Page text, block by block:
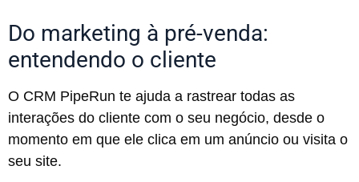
Do marketing à pré-venda:
entendendo o cliente
O CRM PipeRun te ajuda a rastrear todas as
interações do cliente com o seu negócio, desde o
momento em que ele clica em um anúncio ou visita o
seu site.